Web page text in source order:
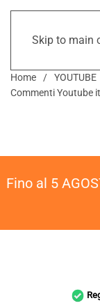
Skip to main
Home YOUTUBE
Commenti Youtube
Fino al 5